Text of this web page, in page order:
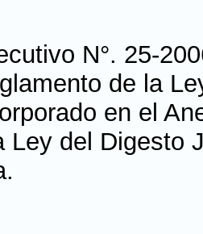
N°. 25-
de la
en el
Ley del Digesto